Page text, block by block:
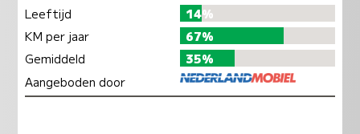
Leeftijd
14%
KM per jaar
67%
Gemiddeld
35%
Aangeboden door